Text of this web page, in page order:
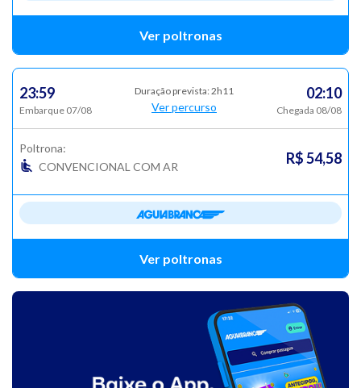
Ver poltronas
23:59
Embarque 07/08
Duração prevista: 2h11
Ver percurso
02:10
Chegada 08/08
Poltrona:
CONVENCIONAL COM AR
R$ 54,58
Ver poltronas